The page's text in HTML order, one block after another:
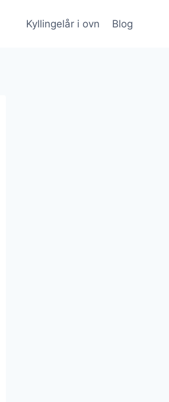
Kyllingelår i ovn Blog